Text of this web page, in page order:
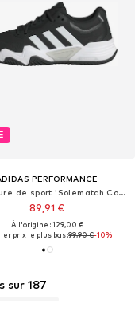
PERFORMANCE
Chaussure de sport 'Solematch Control 2'
89,91 €
À l'origine : 129,00 €
prix le plus bas :99,90 €-10%
sur 187